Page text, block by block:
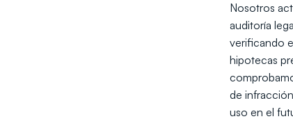
Nosotros
auditoría
verificando
hipotecas
de
uso en el